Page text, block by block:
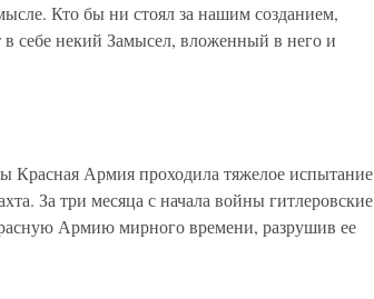
Кто бы ни стоял за нашим созданием,
в себе некий Замысел, вложенный в него и
Армия проходила тяжелое испытание
За три месяца с начала войны гитлеровские
Армию мирного времени, разрушив ее